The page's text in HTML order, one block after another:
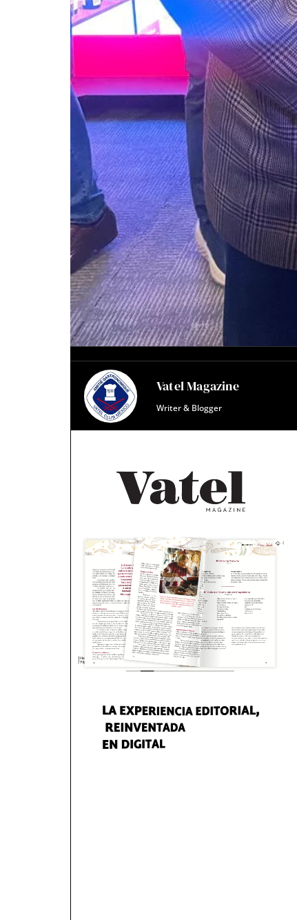
Vatel Magazine
Writer & Blogger